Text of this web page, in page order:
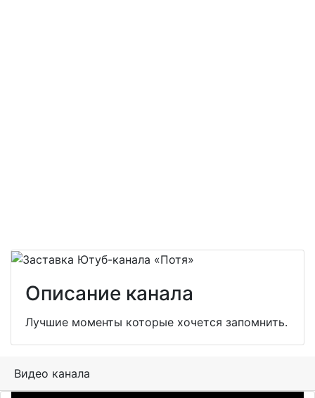
Описание канала
Лучшие моменты которые хочется запомнить.
Видео канала